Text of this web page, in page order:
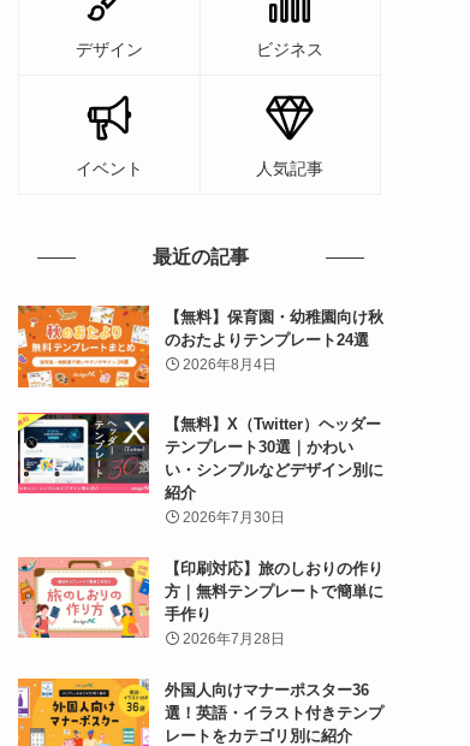
デザイン ビジネス
イベント 人気記事
最近の記事
【無料】保育園・幼稚園向け秋
のおたよりテンプレート24選
2026年8月4日
【無料】X（Twitter）ヘッダー
テンプレート30選｜かわい
い・シンプルなどデザイン別に
紹介
2026年7月30日
【印刷対応】旅のしおりの作り
方｜無料テンプレートで簡単に
手作り
2026年7月28日
外国人向けマナーポスター36
選！英語・イラスト付きテンプ
レートをカテゴリ別に紹介